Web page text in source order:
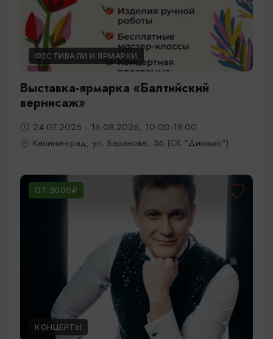
ФЕСТИВАЛИ И ЯРМАРКИ
Выставка-ярмарка «Балтийский
вернисаж»
24.07.2026 - 16.08.2026, 10:00-18:00
Калининград, ул. Баранова, 36 (СК "Динамо")
ОТ 3000₽
КОНЦЕРТЫ